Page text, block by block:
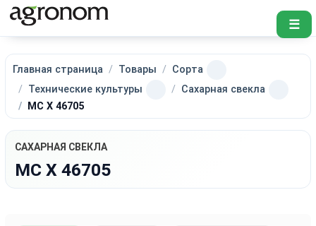
☰
Главная страница Товары
Сорта
Технические культуры
Сахарная свекла
МС Х 46705
САХАРНАЯ СВЕКЛА
МС Х 46705